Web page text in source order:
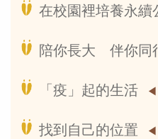
在校園裡培養永續
陪你長大 伴你同
「疫」起的生活
找到自己的位置